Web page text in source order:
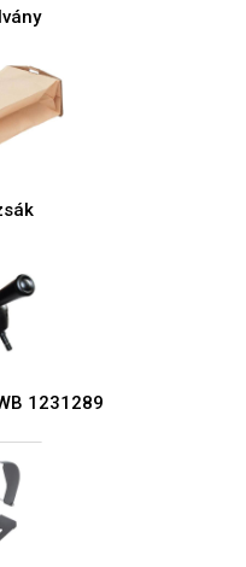
1231289